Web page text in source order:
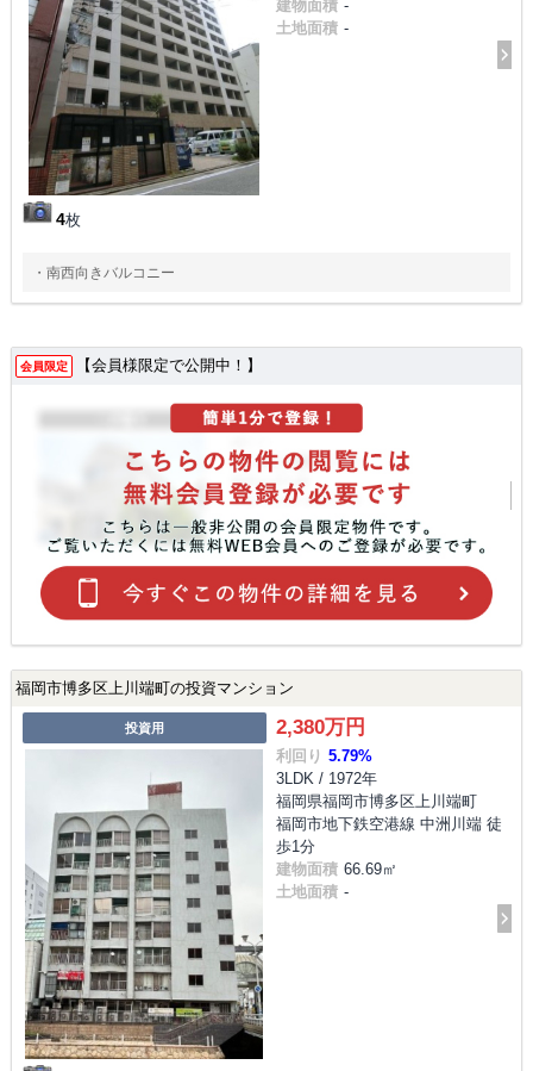
4枚
建物面積 -
土地面積 -
・南西向きバルコニー
会員限定 【会員様限定で公開中！】
福岡市博多区上川端町の投資マンション
投資用 2,380万円
利回り 5.79%
3LDK / 1972年
福岡県福岡市博多区上川端町
福岡市地下鉄空港線 中洲川端 徒
歩1分
建物面積 66.69㎡
土地面積 -